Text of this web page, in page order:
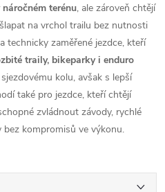
terénu, ale zároveň chtějí
na vrchol trailu bez nutnosti
technicky zaměřené jezdce, kteří
traily, bikeparky i enduro
kolu, avšak s lepší
také pro jezdce, kteří chtějí
zvládnout závody, rychlé
kompromisů ve výkonu.